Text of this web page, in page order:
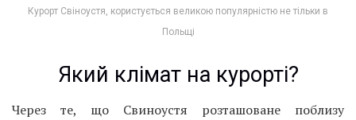
Курорт Свіноустя, користується великою популярністю не тільки в
Польщі
Який клімат на курорті?
Через те, що Свиноустя розташоване поблизу